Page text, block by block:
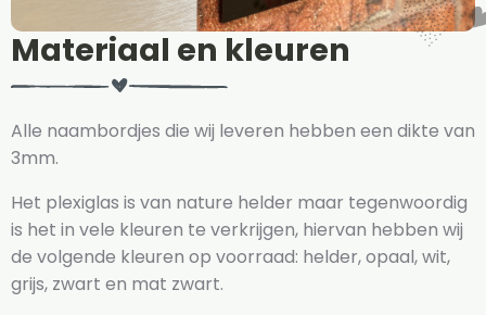
Materiaal en kleuren
Alle naambordjes die wij leveren hebben een dikte van
3mm.
Het plexiglas is van nature helder maar tegenwoordig
is het in vele kleuren te verkrijgen, hiervan hebben wij
de volgende kleuren op voorraad: helder, opaal, wit,
grijs, zwart en mat zwart.